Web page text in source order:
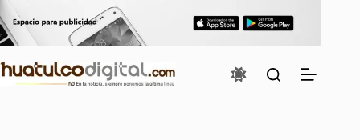
al
contenido